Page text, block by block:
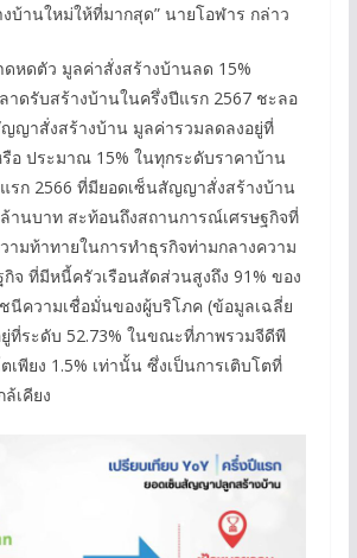
บ้านใหม่ให้ที่มากสุด” นายโอฬาร กล่าว
ดหดตัว มูลค่าสั่งสร้างบ้านลด 15%
าดรับสร้างบ้านในครึ่งปีแรก 2567 ชะลอ
ญาสั่งสร้างบ้าน มูลค่ารวมลดลงอยู่ที่
อ ประมาณ 15% ในทุกระดับราคาบ้าน
แรก 2566 ที่มียอดเซ็นสัญญาสั่งสร้างบ้าน
านบาท สะท้อนถึงสถานการณ์เศรษฐกิจที่
ามท้าทายในการทำธุรกิจท่ามกลางความ
จ ที่มีหนี้ครัวเรือนสัดส่วนสูงถึง 91% ของ
นีความเชื่อมั่นของผู้บริโภค (ข้อมูลเฉลี่ย
ยู่ที่ระดับ 52.73% ในขณะที่ภาพรวมจีดีพี
เพียง 1.5% เท่านั้น ซึ่งเป็นการเติบโตที่
เคียง